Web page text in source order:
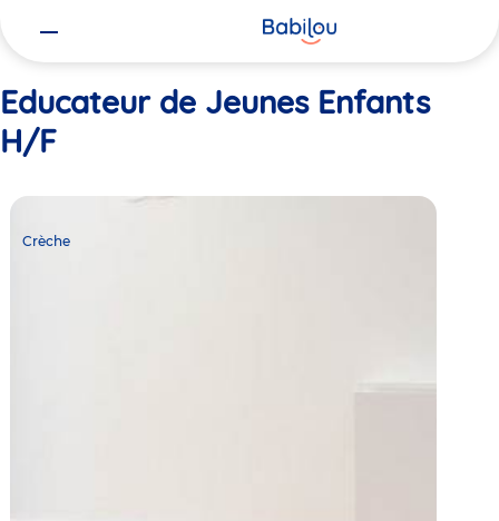
Educateur de Jeunes Enfants
H/F
Crèche
Babilou
Crèche